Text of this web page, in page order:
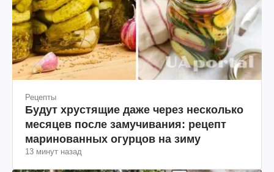
Рецепты
Будут хрустящие даже через несколько
месяцев после замучивания: рецепт
маринованных огурцов на зиму